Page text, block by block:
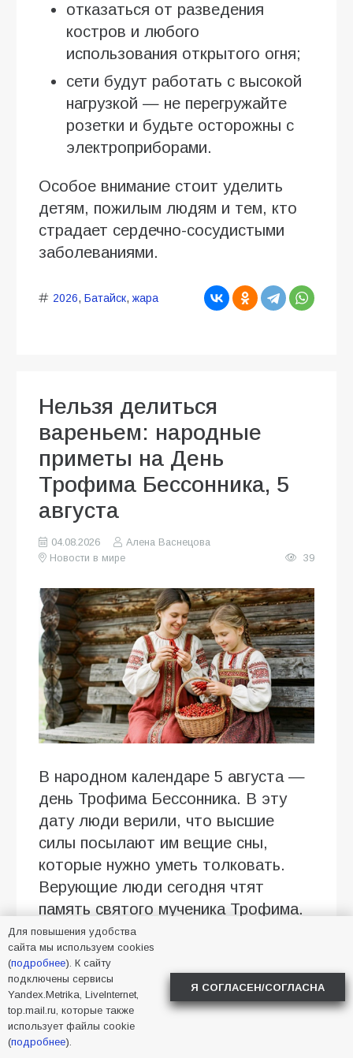
отказаться от разведения
костров и любого
использования открытого огня;
сети будут работать с высокой
нагрузкой — не перегружайте
розетки и будьте осторожны с
электроприборами.
Особое внимание стоит уделить
детям, пожилым людям и тем, кто
страдает сердечно-сосудистыми
заболеваниями.
2026, Батайск, жара
Нельзя делиться
вареньем: народные
приметы на День
Трофима Бессонника, 5
августа
04.08.2026
Алена Васнецова
Новости в мире
39
В народном календаре 5 августа —
день Трофима Бессонника. В эту
дату люди верили, что высшие
силы посылают им вещие сны,
которые нужно уметь толковать.
Верующие люди сегодня чтят
память святого мученика Трофима.
На Руси праздник был связан с
полевыми работами, которые
необходимо было закончить до
начала осени. В этот день косили,
жали, убирали хлеб. Крестьяне
трудились с раннего утра до заката
Для повышения удобства
сайта мы используем cookies
(подробнее). К сайту
подключены сервисы
Yandex.Metrika, LiveInternet,
top.mail.ru, которые также
использует файлы cookie
(подробнее).
Я СОГЛАСЕН/СОГЛАСНА